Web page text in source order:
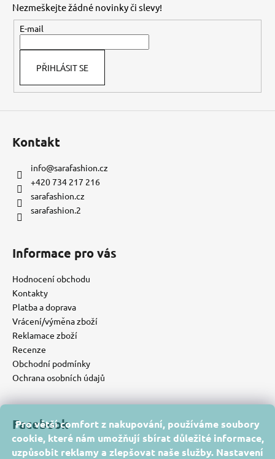
Pro větší comfort z nakupování, používáme soubory
cookie, které nám umožňují sbírat důležité informace,
uzpůsobit reklamy a zlepšovat naše služby. Nastavení
Nezmeškejte žádné novinky či slevy!
E-mail
PŘIHLÁSIT SE
Kontakt
info@sarafashion.cz
+420 734 217 216
sarafashion.cz
sarafashion.2
Informace pro vás
Hodnocení obchodu
Kontakty
Platba a doprava
Vrácení/výměna zboží
Reklamace zboží
Recenze
Obchodní podmínky
Ochrana osobních údajů
Facebook